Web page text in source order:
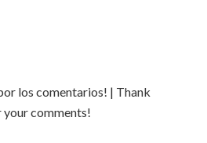
los comentarios! | Thank
your comments!